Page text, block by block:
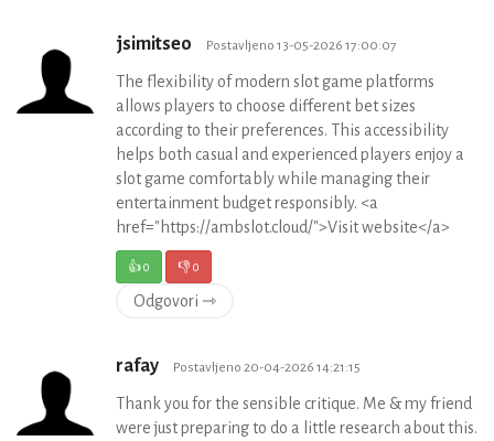
jsimitseo Postavljeno 13-05-2026 17:00:07
The flexibility of modern slot game platforms
allows players to choose different bet sizes
according to their preferences. This accessibility
helps both casual and experienced players enjoy a
slot game comfortably while managing their
entertainment budget responsibly. <a
href="https://ambslot.cloud/">Visit website</a>
👍0 👎0
Odgovori ⇾
rafay Postavljeno 20-04-2026 14:21:15
Thank you for the sensible critique. Me & my friend
were just preparing to do a little research about this.